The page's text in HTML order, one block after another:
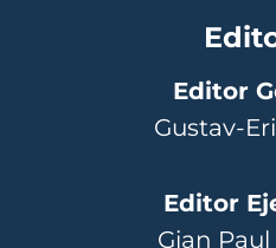
Editor
Gustav-
Editor
Gian